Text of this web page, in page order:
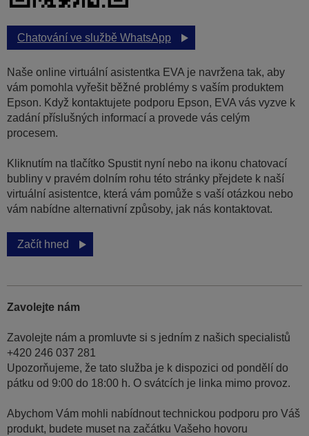
Chatování ve službě WhatsApp
Naše online virtuální asistentka EVA je navržena tak, aby
vám pomohla vyřešit běžné problémy s vaším produktem
Epson. Když kontaktujete podporu Epson, EVA vás vyzve k
zadání příslušných informací a provede vás celým
procesem.
Kliknutím na tlačítko Spustit nyní nebo na ikonu chatovací
bubliny v pravém dolním rohu této stránky přejdete k naší
virtuální asistentce, která vám pomůže s vaší otázkou nebo
vám nabídne alternativní způsoby, jak nás kontaktovat.
Začít hned
Zavolejte nám
Zavolejte nám a promluvte si s jedním z našich specialistů
+420 246 037 281
Upozorňujeme, že tato služba je k dispozici od pondělí do
pátku od 9:00 do 18:00 h. O svátcích je linka mimo provoz.
Abychom Vám mohli nabídnout technickou podporu pro Váš
produkt, budete muset na začátku Vašeho hovoru